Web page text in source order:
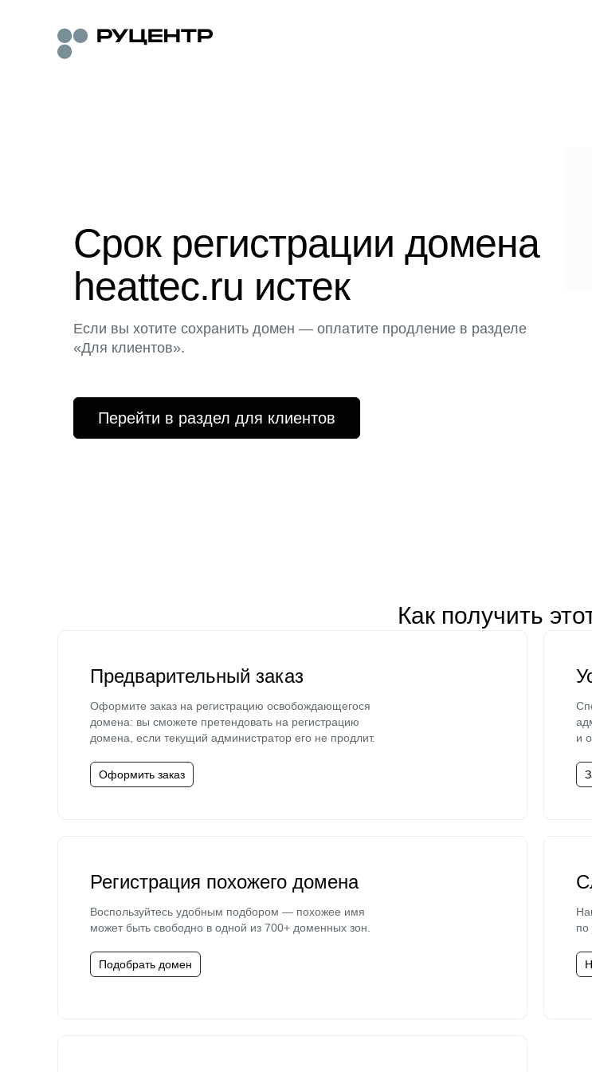
Срок регистрации домена
heattec.ru истек
Если вы хотите сохранить домен — оплатите продление в разделе
«Для клиентов».
Перейти в раздел для клиентов
Как получить
Предварительный заказ
Оформите заказ на регистрацию освобождающегося
домена: вы сможете претендовать на регистрацию
домена, если текущий администратор его не продлит.
Оформить заказ
и
Регистрация похожего домена
Воспользуйтесь удобным подбором — похожее имя
может быть свободно в одной из 700+ доменных зон.
Подобрать домен
по